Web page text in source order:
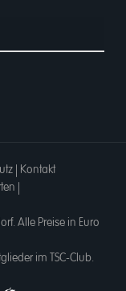
|
Kontakt
. Alle Preise in Euro
im TSC-Club.